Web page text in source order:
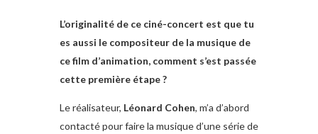
L’originalité de ce ciné-concert est que tu
es aussi le compositeur de la musique de
ce film d’animation, comment s’est passée
cette première étape ?
Le réalisateur, Léonard Cohen, m’a d’abord
contacté pour faire la musique d’une série de